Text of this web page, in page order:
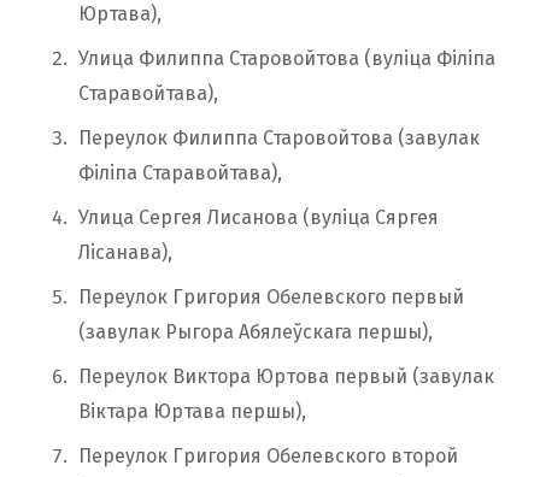
Юртава),
Улица Филиппа Старовойтова (вуліца Філіпа
Старавойтава),
Переулок Филиппа Старовойтова (завулак
Філіпа Старавойтава),
Улица Сергея Лисанова (вуліца Сяргея
Лісанава),
Переулок Григория Обелевского первый
(завулак Рыгора Абялеўскага першы),
Переулок Виктора Юртова первый (завулак
Віктара Юртава першы),
Переулок Григория Обелевского второй